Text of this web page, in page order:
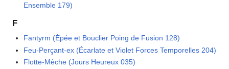
Ensemble 179)
F
Fantyrm (Épée et Bouclier Poing de Fusion 128)
Feu-Perçant-ex (Écarlate et Violet Forces Temporelles 204)
Flotte-Mèche (Jours Heureux 035)